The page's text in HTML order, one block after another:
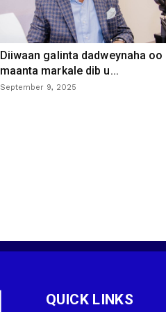
Diiwaan galinta dadweynaha oo
maanta markale dib u...
September 9, 2025
QUICK LINKS